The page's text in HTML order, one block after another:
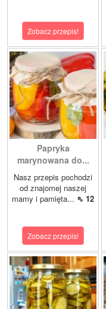
Zobacz przepis!
Papryka
marynowana do...
Nasz przepis pochodzi
od znajomej naszej
mamy i pamięta... ⇖ 12
Zobacz przepis!